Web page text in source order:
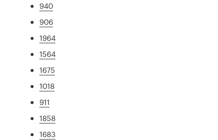
940
906
1964
1564
1675
1018
911
1858
1683